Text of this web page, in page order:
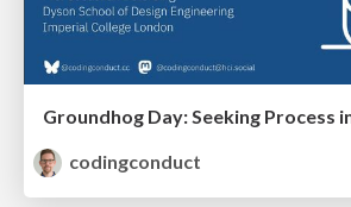
codingconduct